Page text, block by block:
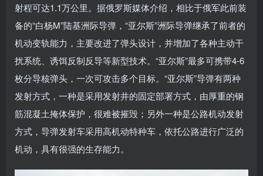
射程可达1.1万公里。据俄罗斯媒体介绍，相比于俄军此前装
备的“白杨M”陆基洲际导弹，“亚尔斯”洲际导弹继承了前者的
机动变轨能力，主要改进了弹头设计，并增加了各种主动干
扰系统、诱饵反制反导等新型技术。“亚尔斯”最多可携带4-6
枚分导核弹头，一次可攻击多个目标。“亚尔斯”导弹有两种
发射方式，一种是采用发射井的固定部署方式，由厚重的钢
筋混凝土掩体保护，很难被摧毁；另外一种是公路机动发射
方式，导弹发射车采用高机动特种车，依托公路进行广泛的
机动，具有很强的生存能力。